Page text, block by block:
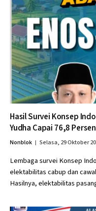
Hasil Survei Konsep
Yudha Capai 76,8
Nonblok Selasa, 29 Oktober
Lembaga survei Konsep
elektabilitas cabup dan
Hasilnya, elektabilitas